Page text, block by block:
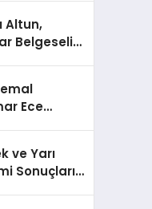
Altun,
Belgeseli
Ece
ve Yarı
Sonuçları